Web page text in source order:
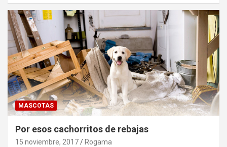
MASCOTAS
Por esos cachorritos de rebajas
15 noviembre, 2017 Rogama